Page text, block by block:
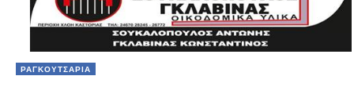
ΡΑΓΚΟΥΤΣΑΡΙΑ